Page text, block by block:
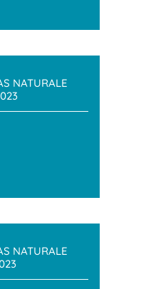
NATURALE
NATURALE